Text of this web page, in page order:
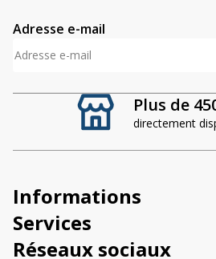
Plus de
directement
Adresse e-mail
A
t
i
e
:
Informations
Services
Réseaux sociaux